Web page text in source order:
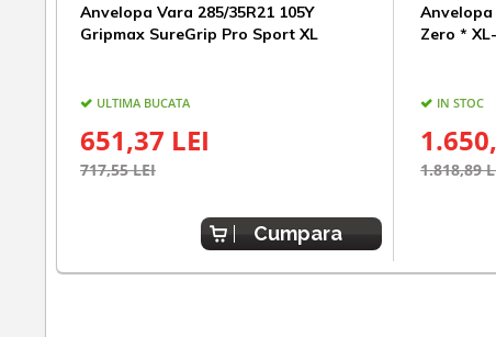
Anvelopa Vara 285/35R21 105Y
Gripmax SureGrip Pro Sport XL
ULTIMA BUCATA
651,37 LEI
717,55 LEI
Cumpara
Anvelopa
Zero *
IN STOC
1.818,89